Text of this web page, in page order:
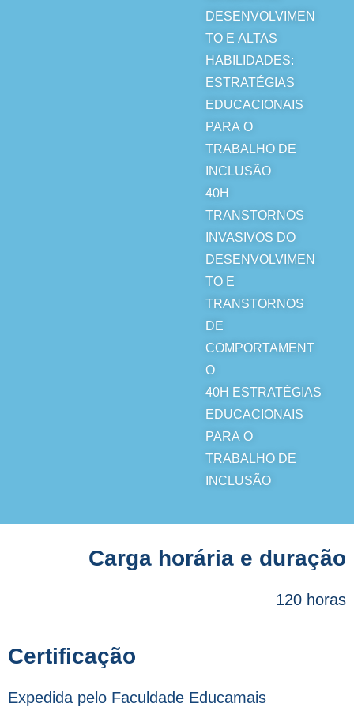
DESENVOLVIMEN
TO E ALTAS
HABILIDADES:
ESTRATÉGIAS
EDUCACIONAIS
PARA O
TRABALHO DE
INCLUSÃO
40H
TRANSTORNOS
INVASIVOS DO
DESENVOLVIMEN
TO E
TRANSTORNOS
DE
COMPORTAMENT
O
40H ESTRATÉGIAS
EDUCACIONAIS
PARA O
TRABALHO DE
INCLUSÃO
Carga horária e duração
120 horas
Certificação
Expedida pelo Faculdade Educamais